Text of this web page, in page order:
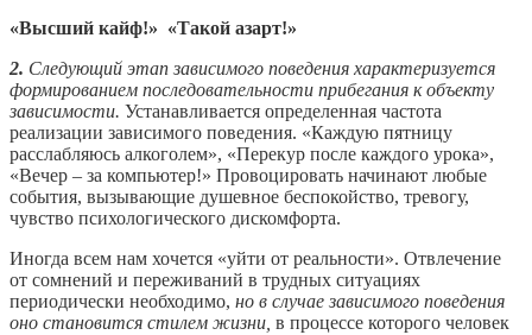
«Высший кайф!» «Такой азарт!»
2. Следующий этап зависимого поведения характеризуется
формированием последовательности прибегания к объекту
зависимости. Устанавливается определенная частота
реализации зависимого поведения. «Каждую пятницу
расслабляюсь алкоголем», «Перекур после каждого урока»,
«Вечер – за компьютер!» Провоцировать начинают любые
события, вызывающие душевное беспокойство, тревогу,
чувство психологического дискомфорта.
Иногда всем нам хочется «уйти от реальности». Отвлечение
от сомнений и переживаний в трудных ситуациях
периодически необходимо, но в случае зависимого поведения
оно становится стилем жизни, в процессе которого человек